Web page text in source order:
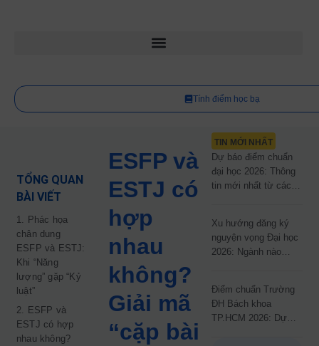
Tính điểm học bạ
TỔNG QUAN
BÀI VIẾT
1. Phác họa
chân dung
ESFP và ESTJ:
Khi “Năng
lượng” gặp “Kỷ
luật”
2. ESFP và
ESTJ có hợp
nhau không?
ESFP và
ESTJ có
hợp
nhau
không?
Giải mã
“cặp bài
TIN MỚI NHẤT
Dự báo điểm chuẩn
đại học 2026: Thông
tin mới nhất từ các
Xu hướng đăng ký
nguyện vọng Đại học
2026: Ngành nào
Điểm chuẩn Trường
ĐH Bách khoa
TP.HCM 2026: Dự